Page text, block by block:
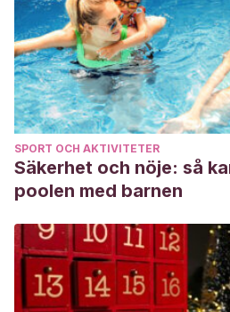
SPORT OCH AKTIVITETER
Säkerhet och nöje: så
poolen med barnen